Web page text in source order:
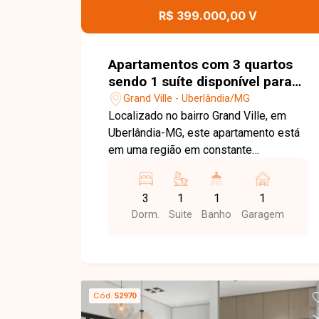
a praticidade que você procura. Entre
R$ 399.000,00 V
Apartamentos com 3 quartos
sendo 1 suíte disponível para
venda no bairro Grand Ville em
Uberlândia-MG
Grand Ville - Uberlândia/MG
Localizado no bairro Grand Ville, em
Uberlândia-MG, este apartamento está
em uma região em constante
excelente infraestrutura e fácil acesso
às principais vias da cidade. Próximo a
supermercados, escolas, farmácias,
a família. O imóvel possui
aproximadamente 70 m² de área
3
Dorm.
1
Suite
1
Banho
1
Garagem
Cód. 52970